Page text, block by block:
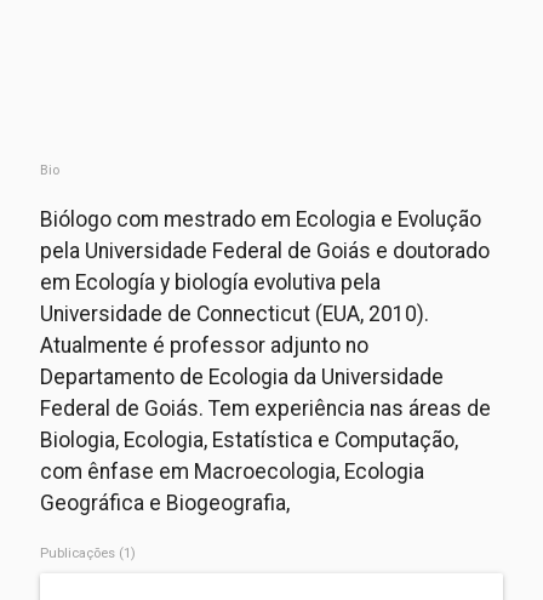
Bio
Biólogo com mestrado em Ecologia e Evolução
pela Universidade Federal de Goiás e doutorado
em Ecología y biología evolutiva pela
Universidade de Connecticut (EUA, 2010).
Atualmente é professor adjunto no
Departamento de Ecologia da Universidade
Federal de Goiás. Tem experiência nas áreas de
Biologia, Ecologia, Estatística e Computação,
com ênfase em Macroecologia, Ecologia
Geográfica e Biogeografia,
Publicações (1)